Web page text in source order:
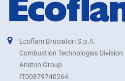
Ecoflam Bruciatori S.p.A.
Combustion Technologies Division
Ariston Group
IT00879740264